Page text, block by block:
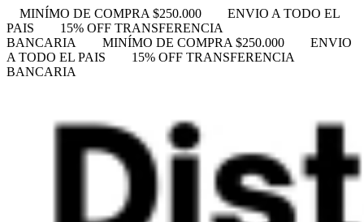
MINÍMO DE COMPRA $250.000
ENVIO A TODO EL
PAIS
15% OFF TRANSFERENCIA
BANCARIA
MINÍMO DE COMPRA $250.000
ENVIO
A TODO EL PAIS
15% OFF TRANSFERENCIA
BANCARIA